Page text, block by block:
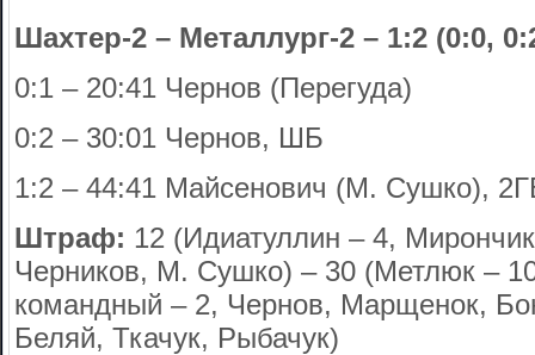
Шахтер-2 – Металлург-2 – 1:2 (0:0,
0:1 – 20:41 Чернов (Перегуда)
0:2 – 30:01 Чернов, ШБ
1:2 – 44:41 Майсенович (М. Сушко),
Штраф: 12 (Идиатуллин – 4,
Черников, М. Сушко) – 30 (Метлюк –
командный – 2, Чернов, Марщенок,
Беляй, Ткачук, Рыбачук)